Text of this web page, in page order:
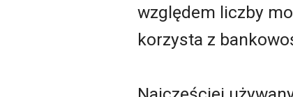
względem liczby
korzysta z